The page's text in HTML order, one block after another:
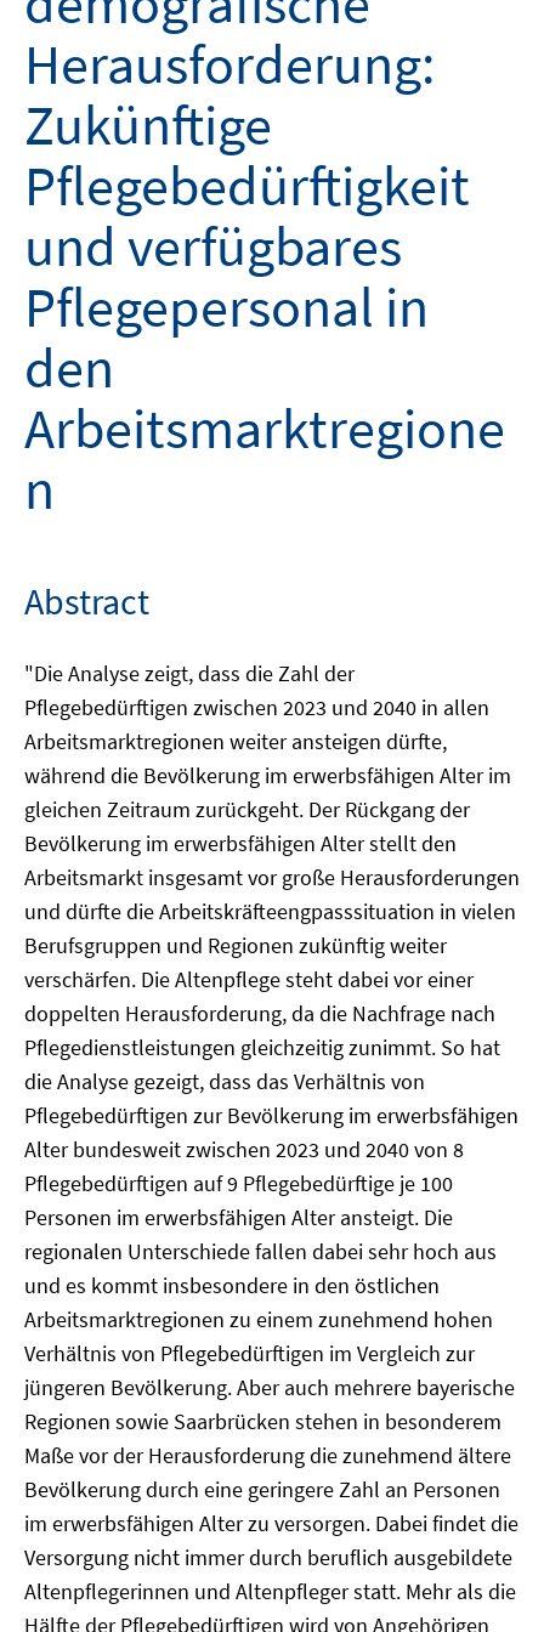
Herausforderung:
Zukünftige
Pflegebedürftigkeit
und verfügbares
Pflegepersonal in
den
Arbeitsmarktregione
n
Abstract
"Die Analyse zeigt, dass die Zahl der
Pflegebedürftigen zwischen 2023 und 2040 in allen
Arbeitsmarktregionen weiter ansteigen dürfte,
während die Bevölkerung im erwerbsfähigen Alter im
gleichen Zeitraum zurückgeht. Der Rückgang der
Bevölkerung im erwerbsfähigen Alter stellt den
Arbeitsmarkt insgesamt vor große Herausforderungen
und dürfte die Arbeitskräfteengpasssituation in vielen
Berufsgruppen und Regionen zukünftig weiter
verschärfen. Die Altenpflege steht dabei vor einer
doppelten Herausforderung, da die Nachfrage nach
Pflegedienstleistungen gleichzeitig zunimmt. So hat
die Analyse gezeigt, dass das Verhältnis von
Pflegebedürftigen zur Bevölkerung im erwerbsfähigen
Alter bundesweit zwischen 2023 und 2040 von 8
Pflegebedürftigen auf 9 Pflegebedürftige je 100
Personen im erwerbsfähigen Alter ansteigt. Die
regionalen Unterschiede fallen dabei sehr hoch aus
und es kommt insbesondere in den östlichen
Arbeitsmarktregionen zu einem zunehmend hohen
Verhältnis von Pflegebedürftigen im Vergleich zur
jüngeren Bevölkerung. Aber auch mehrere bayerische
Regionen sowie Saarbrücken stehen in besonderem
Maße vor der Herausforderung die zunehmend ältere
Bevölkerung durch eine geringere Zahl an Personen
im erwerbsfähigen Alter zu versorgen. Dabei findet die
Versorgung nicht immer durch beruflich ausgebildete
Altenpflegerinnen und Altenpfleger statt. Mehr als die
Hälfte der Pflegebedürftigen wird von Angehörigen